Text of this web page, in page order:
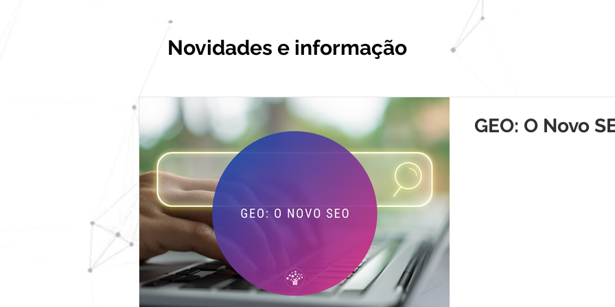
_
Novidades e informação
GEO: O Novo